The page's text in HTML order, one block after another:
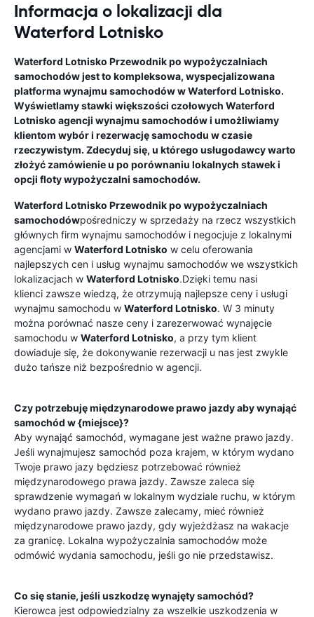
Informacja o lokalizacji dla
Waterford Lotnisko
Waterford Lotnisko Przewodnik po wypożyczalniach
samochodówjest to kompleksowa, wyspecjalizowana
platforma wynajmu samochodów wWaterford Lotnisko.
Wyświetlamy stawki większości czołowych Waterford
Lotnisko agencji wynajmu samochodów i umożliwiamy
klientom wybór i rezerwację samochodu w czasie
rzeczywistym. Zdecyduj się, u którego usługodawcy warto
złożyć zamówienie u po porównaniu lokalnych stawek i
opcji floty wypożyczalni samochodów.
Waterford Lotnisko Przewodnik po wypożyczalniach
samochodówpośredniczy w sprzedaży na rzecz wszystkich
głównych firm wynajmu samochodów i negocjuje z lokalnymi
agencjami w Waterford Lotnisko w celu oferowania
najlepszych cen i usług wynajmu samochodów we wszystkich
lokalizacjach w Waterford Lotnisko.Dzięki temu nasi
klienci zawsze wiedzą, że otrzymują najlepsze ceny i usługi
wynajmu samochodu w Waterford Lotnisko. W 3 minuty
można porównać nasze ceny i zarezerwować wynajęcie
samochodu w Waterford Lotnisko, a przy tym klient
dowiaduje się, że dokonywanie rezerwacji u nas jest zwykle
dużo tańsze niż bezpośrednio w agencji.
Czy potrzebuję międzynarodowe prawo jazdy aby wynająć
samochód w {miejsce}?
Aby wynająć samochód, wymagane jest ważne prawo jazdy.
Jeśli wynajmujesz samochód poza krajem, w którym wydano
Twoje prawo jazy będziesz potrzebować również
międzynarodowego prawa jazdy. Zawsze zaleca się
sprawdzenie wymagań w lokalnym wydziale ruchu, w którym
wydano prawo jazdy. Zawsze zalecamy, mieć również
międzynarodowe prawo jazdy, gdy wyjeżdżasz na wakacje
za granicę. Lokalna wypożyczalnia samochodów może
odmówić wydania samochodu, jeśli go nie przedstawisz.
Co się stanie, jeśli uszkodzę wynajęty samochód?
Kierowca jest odpowiedzialny za wszelkie uszkodzenia w